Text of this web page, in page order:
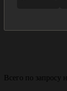
Всего по запросу